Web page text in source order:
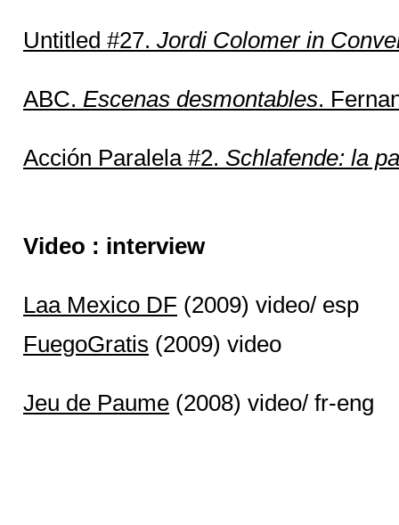
Untitled #27. Jordi Colomer in
ABC. Escenas desmontables.
Acción Paralela #2. Schlafende: la
Video : interview
Laa Mexico DF (2009) video/ esp
FuegoGratis (2009) video
Jeu de Paume (2008) video/ fr-eng